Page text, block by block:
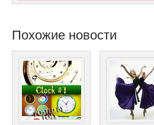
Похожие новости